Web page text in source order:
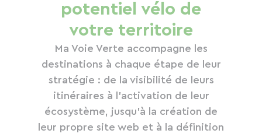
potentiel vélo de
votre territoire
Ma Voie Verte accompagne les
destinations à chaque étape de leur
stratégie : de la visibilité de leurs
itinéraires à l’activation de leur
écosystème, jusqu’à la création de
leur propre site web et à la définition